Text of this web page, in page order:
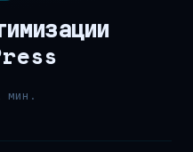
мин.